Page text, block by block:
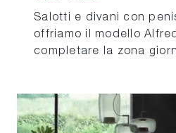
Salotti e divani con
offriamo il modello
completare la zona